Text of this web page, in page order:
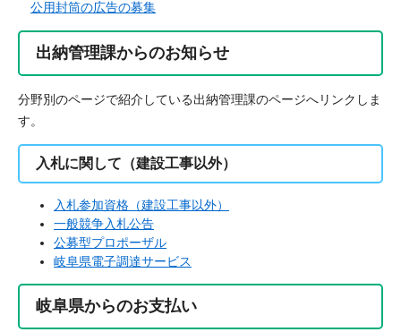
公用封筒の広告の募集
出納管理課からのお知らせ
分野別のページで紹介している出納管理課のページへリンクしま
す。
入札に関して（建設工事以外）
入札参加資格（建設工事以外）
一般競争入札公告
公募型プロポーザル
岐阜県電子調達サービス
岐阜県からのお支払い